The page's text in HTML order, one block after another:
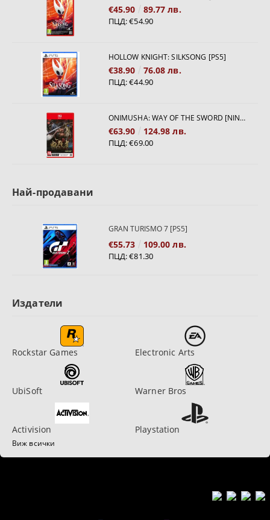
€45.90 89.77 лв.
ПЦД:€54.90
HOLLOW KNIGHT: SILKSONG [PS5]
€38.90 76.08 лв.
ПЦД:€44.90
ONIMUSHA: WAY OF THE SWORD [NINTENDO SWITCH 2]
€63.90 124.98 лв.
ПЦД:€69.00
Най-продавани
GRAN TURISMO 7 [PS5]
€55.73 109.00 лв.
ПЦД:€81.30
Издатели
Rockstar Games Electronic Arts
UbiSoft Warner Bros
Activision Playstation
Виж всички